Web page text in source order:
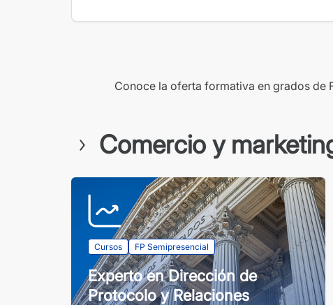
Conoce la oferta formativa en grados de
Comercio y
Cursos FP Semipresencial
Experto en Dirección de
Protocolo y Relaciones